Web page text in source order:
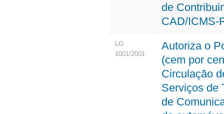
de
CAD/ICMS-
LO
1001/2001
Autoriza o
(cem por
Circulação
Serviços de
de